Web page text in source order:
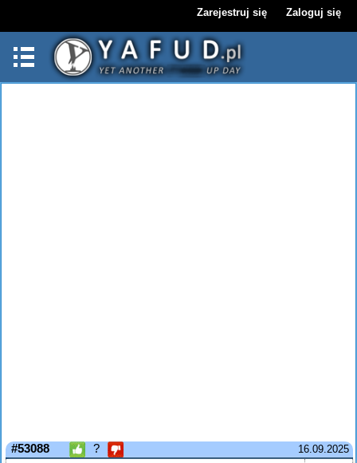
Zarejestruj się Zaloguj się
16.09.2025
#53088 ?